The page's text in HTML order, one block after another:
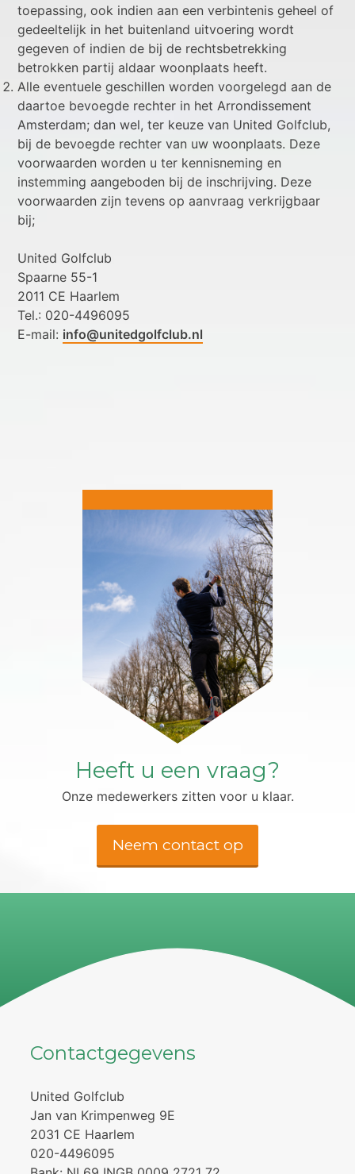
toepassing, ook indien aan een verbintenis geheel of
gedeeltelijk in het buitenland uitvoering wordt
gegeven of indien de bij de rechtsbetrekking
betrokken partij aldaar woonplaats heeft.
Alle eventuele geschillen worden voorgelegd aan de
daartoe bevoegde rechter in het Arrondissement
Amsterdam; dan wel, ter keuze van United Golfclub,
bij de bevoegde rechter van uw woonplaats. Deze
voorwaarden worden u ter kennisneming en
instemming aangeboden bij de inschrijving. Deze
voorwaarden zijn tevens op aanvraag verkrijgbaar
bij;
United Golfclub
Spaarne 55-1
2011 CE Haarlem
Tel.: 020-4496095
E-mail: info@unitedgolfclub.nl
Heeft u een vraag?
Onze medewerkers zitten voor u klaar.
Neem contact op
Contactgegevens
United Golfclub
Jan van Krimpenweg 9E
2031 CE Haarlem
020-4496095